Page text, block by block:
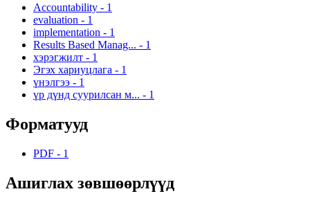
Accountability - 1
evaluation - 1
implementation - 1
Results Based Manag... - 1
хэрэгжилт - 1
Эгэх хариуцлага - 1
үнэлгээ - 1
үр дүнд суурилсан м... - 1
Форматууд
PDF - 1
Ашиглах зөвшөөрлүүд